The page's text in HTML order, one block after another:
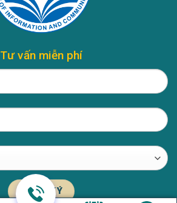
Tư vấn miễn phí